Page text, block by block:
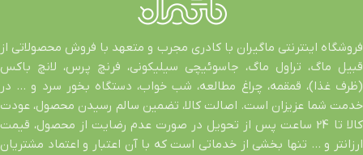
فروشگاه اینترنتی ماگیران با کادری مجرب و متعهد با فروش محصولاتی از
قبیل ماگ، تراول ماگ، جاسوئیچی سیلیکونی، فرنچ پرس، لانچ باکس
(ظرف غذا)، قمقمه، چراغ مطالعه، شب خواب، دستگاه بخور سرد و … در
خدمت شما عزیزان است. اصالت کالا، تضمین سالم رسیدن محصول، عودت
کالا تا 24 ساعت پس از تحویل در صورت عدم رضایت از محصول، قیمت
ارزانتر و … تنها بخشی از خدماتی است که با آن اعتبار و اعتماد مشتریان